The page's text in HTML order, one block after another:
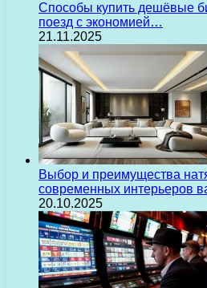
Способы купить дешёвые
поезд с экономией…
21.11.2025
Выбор и преимущества
современных интерьеров
20.10.2025